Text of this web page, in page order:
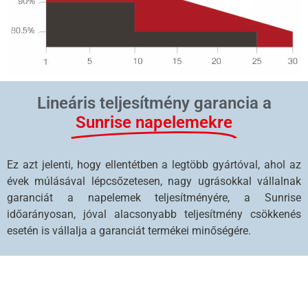
Lineáris teljesítmény garancia a
Sunrise napelemekre
Ez azt jelenti, hogy ellentétben a legtöbb gyártóval, ahol az
évek múlásával lépcsőzetesen, nagy ugrásokkal vállalnak
garanciát a napelemek teljesítményére, a Sunrise
időarányosan, jóval alacsonyabb teljesítmény csökkenés
esetén is vállalja a garanciát termékei minőségére.